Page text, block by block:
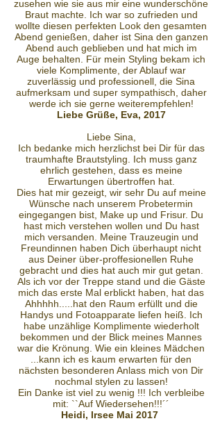
zusehen wie sie aus mir eine wunderschöne
Braut machte. Ich war so zufrieden und
wollte diesen perfekten Look den gesamten
Abend genießen, daher ist Sina den ganzen
Abend auch geblieben und hat mich im
Auge behalten. Für mein Styling bekam ich
viele Komplimente, der Ablauf war
zuverlässig und professionell, die Sina
aufmerksam und super sympathisch, daher
werde ich sie gerne weiterempfehlen!
Liebe Grüße, Eva, 2017
Liebe Sina,
Ich bedanke mich herzlichst bei Dir für das
traumhafte Brautstyling. Ich muss ganz
ehrlich gestehen, dass es meine
Erwartungen übertroffen hat.
Dies hat mir gezeigt, wir sehr Du auf meine
Wünsche nach unserem Probetermin
eingegangen bist, Make up und Frisur. Du
hast mich verstehen wollen und Du hast
mich versanden. Meine Trauzeugin und
Freundinnen haben Dich überhaupt nicht
aus Deiner über-proffesionellen Ruhe
gebracht und dies hat auch mir gut getan.
Als ich vor der Treppe stand und die Gäste
mich das erste Mal erblickt haben, hat das
Ahhhhh.....hat den Raum erfüllt und die
Handys und Fotoapparate liefen heiß. Ich
habe unzählige Komplimente wiederholt
bekommen und der Blick meines Mannes
war die Krönung. Wie ein kleines Mädchen
...kann ich es kaum erwarten für den
nächsten besonderen Anlass mich von Dir
nochmal stylen zu lassen!
Ein Danke ist viel zu wenig !!! Ich verbleibe
mit: ``Auf Wiedersehen!!!´´
Heidi, Irsee Mai 2017